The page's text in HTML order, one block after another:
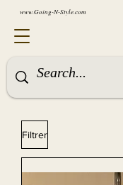
www.Going-N-Style.com
Filtrer